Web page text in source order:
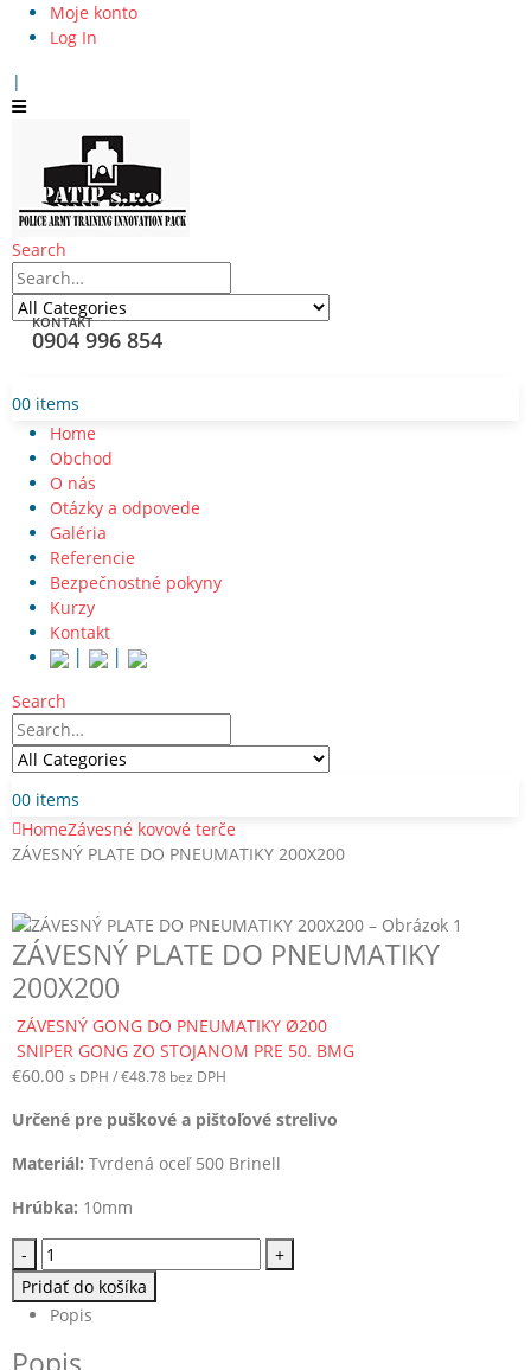
Moje konto
Log In
|
Search
KONTAKT
0904 996 854
00 items
Home
Obchod
O nás
Otázky a odpovede
Galéria
Referencie
Bezpečnostné pokyny
Kurzy
Kontakt
Search
00 items
HomeZávesné kovové terče
ZÁVESNÝ PLATE DO PNEUMATIKY 200X200
ZÁVESNÝ PLATE DO PNEUMATIKY
200X200
ZÁVESNÝ GONG DO PNEUMATIKY Ø200
SNIPER GONG ZO STOJANOM PRE 50. BMG
€60.00 s DPH /€48.78 bez DPH
Určené pre puškové a pištoľové strelivo
Materiál: Tvrdená oceľ 500 Brinell
Hrúbka: 10mm
-
+
Pridať do košíka
Popis